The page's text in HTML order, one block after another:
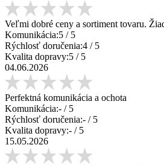
Veľmi dobré ceny a sortiment tovaru.
Komunikácia:5 / 5
Rýchlosť doručenia:4 / 5
Kvalita dopravy:5 / 5
04.06.2026
Perfektná komunikácia a ochota
Komunikácia:- / 5
Rýchlosť doručenia:- / 5
Kvalita dopravy:- / 5
15.05.2026